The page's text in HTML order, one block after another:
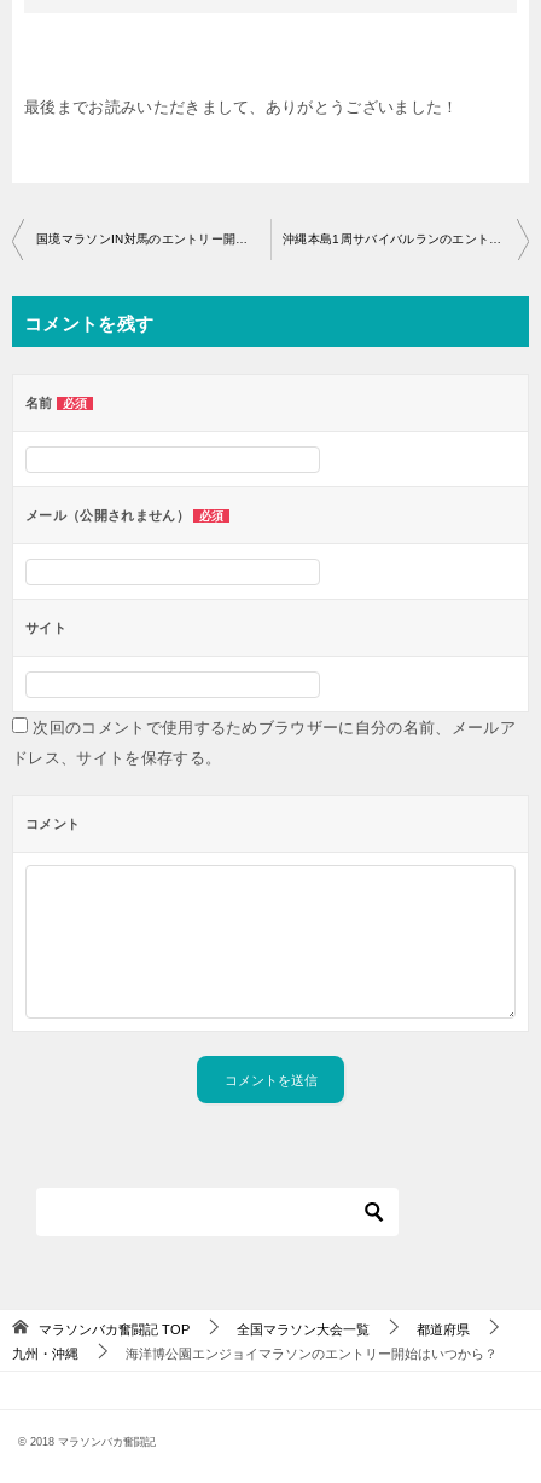
最後までお読みいただきまして、ありがとうございました！
投
稿
ナ
ビ
シ
ョ
ン
国境マラソンIN対馬のエントリー開始はいつから？ 沖縄本島1周サバイバルランのエントリー開始はいつから？
コメントを残す
名前 必須
メール（公開されません） 必須
サイト
次回のコメントで使用するためブラウザーに自分の名前、メールア
ドレス、サイトを保存する。
コメント
マラソンバカ奮闘記 TOP 全国マラソン大会一覧
都道府県
九州・沖縄
海洋博公園エンジョイマラソンのエントリー開始はいつから？
© 2018 マラソンバカ奮闘記